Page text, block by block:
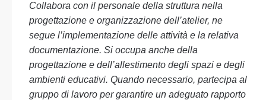
Collabora con il personale della struttura nella
progettazione e organizzazione dell’atelier, ne
segue l’implementazione delle attività e la relativa
documentazione. Si occupa anche della
progettazione e dell’allestimento degli spazi e degli
ambienti educativi. Quando necessario, partecipa al
gruppo di lavoro per garantire un adeguato rapporto